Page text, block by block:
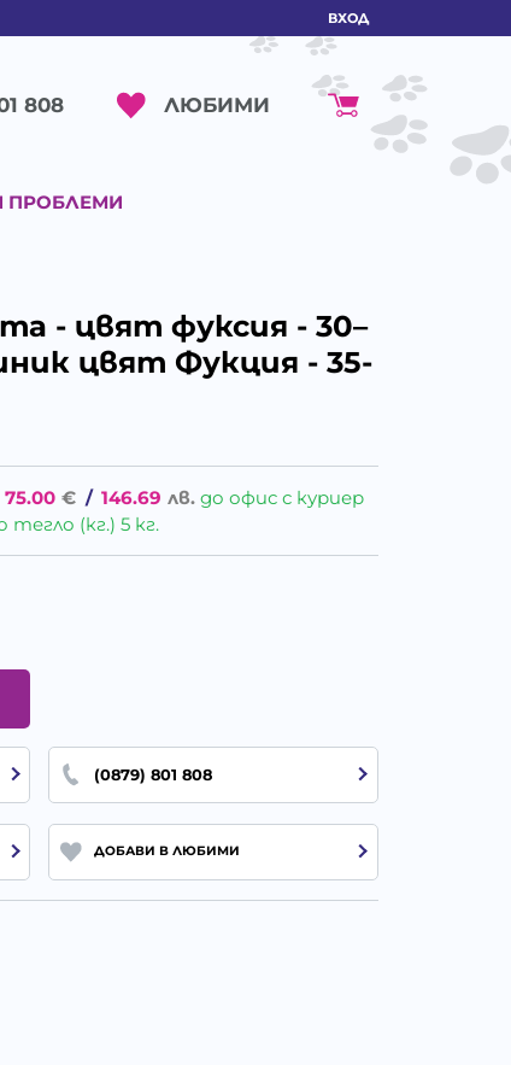
ВХОД
808 ЛЮБИМИ
ПРОБЛЕМИ
- цвят фуксия - 30–
цвят Фукция - 35-
75.00 € / 146.69 лв. до офис с куриер
(кг.) 5 кг.
(0879) 801 808
ДОБАВИ В ЛЮБИМИ